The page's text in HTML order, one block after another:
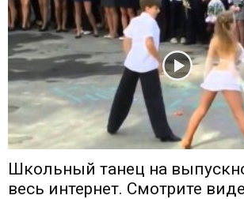
Школьный танец на
весь интернет. Смотрите